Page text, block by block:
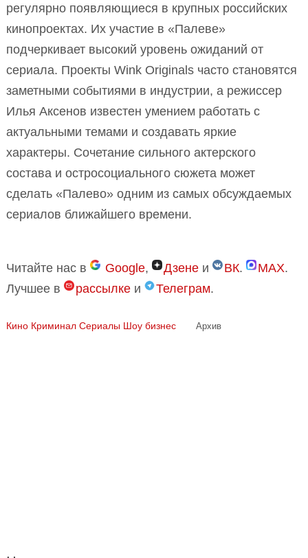
регулярно появляющиеся в крупных российских
кинопроектах. Их участие в «Палеве»
подчеркивает высокий уровень ожиданий от
сериала. Проекты Wink Originals часто становятся
заметными событиями в индустрии, а режиссер
Илья Аксенов известен умением работать с
актуальными темами и создавать яркие
характеры. Сочетание сильного актерского
состава и остросоциального сюжета может
сделать «Палево» одним из самых обсуждаемых
сериалов ближайшего времени.
Читайте нас в Google, Дзене и ВК. MAX.
Лучшее в
рассылке и Телеграм.
Кино Криминал Сериалы Шоу бизнес Архив